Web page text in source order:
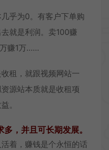
乎为0。有客户下单购
就是利润。卖100赚
赚1万……
租，就跟视频网站一
源站本质就是收租项
。
，并且可长期发展。
着，赚钱是个永恒的话